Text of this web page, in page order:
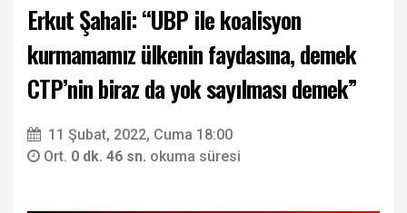
Erkut Şahali: “UBP ile koalisyon
kurmamamız ülkenin faydasına, demek
CTP’nin biraz da yok sayılması demek”
11 Şubat, 2022, Cuma 18:00
Ort. 0 dk. 46 sn. okuma süresi